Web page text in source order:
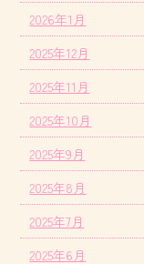
2026年1月
2025年12月
2025年11月
2025年10月
2025年9月
2025年8月
2025年7月
2025年6月